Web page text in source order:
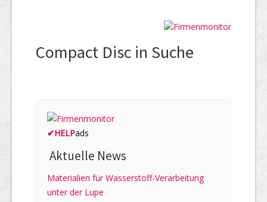
Compact Disc in Suche
✔HELPads
Aktuelle News
Materialien für Wasserstoff-Verarbeitung
unter der Lupe